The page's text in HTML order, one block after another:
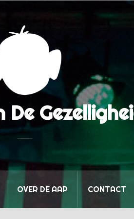
De
OVER DE AAP CONTACT